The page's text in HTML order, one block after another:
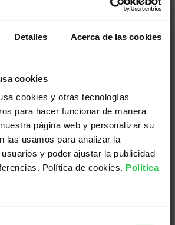
Detalles Acerca de las cookies
cookies
cookies y otras tecnologías
para hacer funcionar de manera
página web y personalizar su
las usamos para analizar la
y poder ajustar la publicidad
Política de cookies. Política
fechas disponibles)
de la pell | En